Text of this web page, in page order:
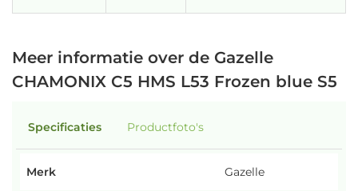
Meer informatie over de Gazelle
CHAMONIX C5 HMS L53 Frozen blue S5
Specificaties Productfoto's
Merk Gazelle